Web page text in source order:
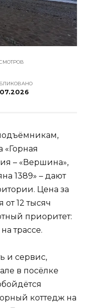
«Горная
– «Вершина»,
1389» – дают
Цена за
от 12 тысяч
приоритет:
трассе.
и сервис,
в посёлке
коттедж на